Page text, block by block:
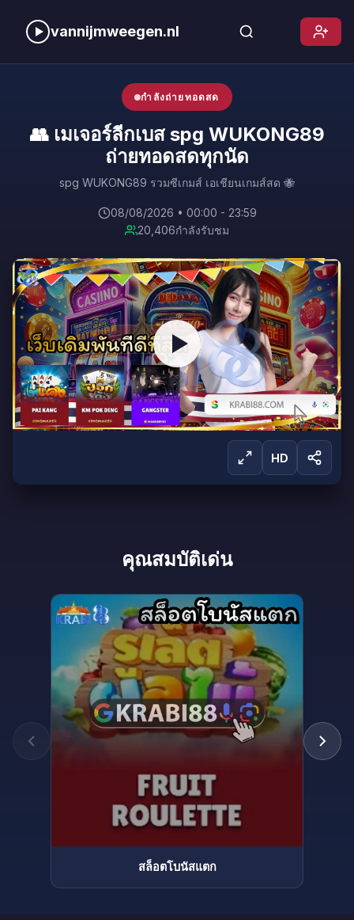
vannijmweegen.nl
กำลังถ่ายทอดสด
👥 เมเจอร์ลีกเบส spg WUKONG89
ถ่ายทอดสดทุกนัด
spg WUKONG89 รวมซีเกมส์ เอเชียนเกมส์สด 🐝
08/08/2026 • 00:00 - 23:59
20,406กำลังรับชม
ลงชื่อเข้าใช้เพื่อรับชม
ลงชื่อเข้าใช้เพื่อรับชมการถ่ายทอดสดและเข้าถึง
ผลิตภัณฑ์ทั้งหมดของเรา
ลงชื่อเข้าใช้ สร้างบัญชี
HD
คุณสมบัติเด่น
สล็อตโบนัสแตก